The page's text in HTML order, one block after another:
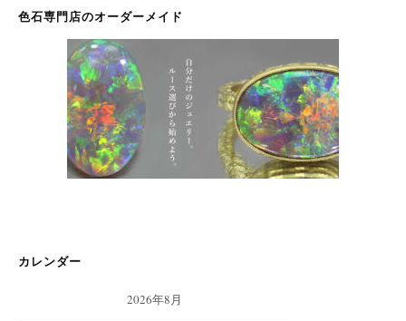
色石専門店のオーダーメイド
カレンダー
2026年8月